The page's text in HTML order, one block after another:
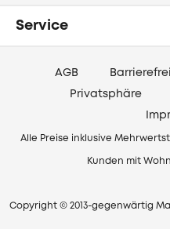
Service
AGB
Privatsphäre
Alle Preise inklusive
Kunden mit
Copyright © 2013-gegenwärtig